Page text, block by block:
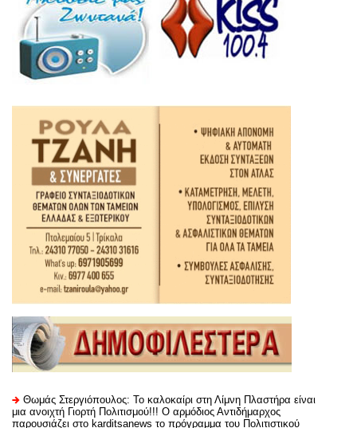
Θωμάς Στεργιόπουλος: Το καλοκαίρι στη Λίμνη Πλαστήρα είναι
μια ανοιχτή Γιορτή Πολιτισμού!!! Ο αρμόδιος Αντιδήμαρχος
παρουσιάζει στο karditsanews το πρόγραμμα του Πολιτιστικού